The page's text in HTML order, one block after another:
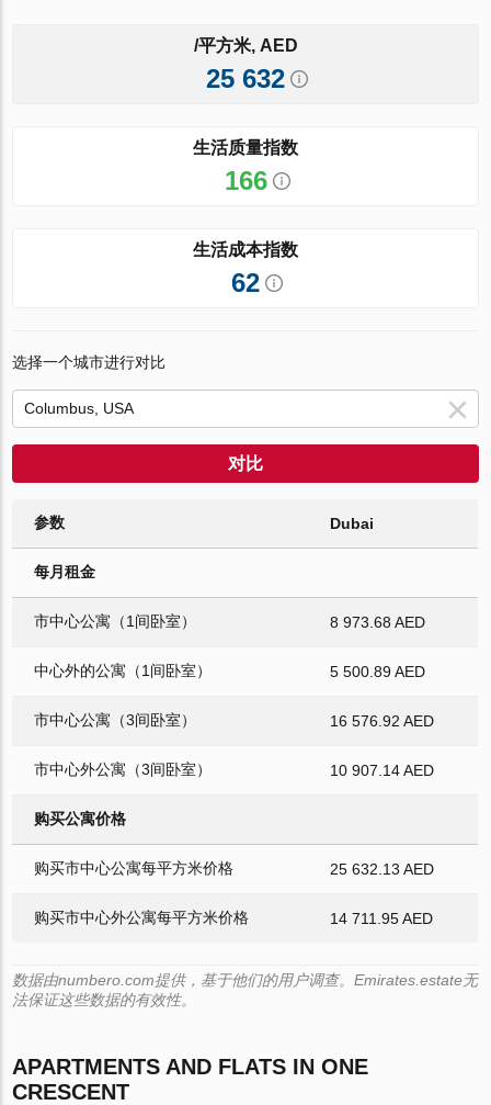
/平方米, AED
25 632
生活质量指数
166
生活成本指数
62
选择一个城市进行对比
对比
参数 Dubai
每月租金
市中心公寓（1间卧室） 8 973.68 AED
中心外的公寓（1间卧室） 5 500.89 AED
市中心公寓（3间卧室） 16 576.92 AED
市中心外公寓（3间卧室） 10 907.14 AED
购买公寓价格
购买市中心公寓每平方米价格 25 632.13 AED
购买市中心外公寓每平方米价格 14 711.95 AED
数据由numbero.com提供，基于他们的用户调查。Emirates.estate无
法保证这些数据的有效性。
APARTMENTS AND FLATS IN ONE
CRESCENT